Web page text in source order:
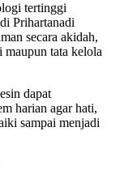
tertinggi
Prihartanadi
secara akidah,
maupun tata kelola
dapat
harian agar hati,
sampai menjadi